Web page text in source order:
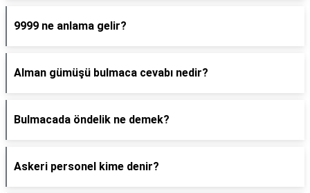
9999 ne anlama gelir?
Alman gümüşü bulmaca cevabı nedir?
Bulmacada öndelik ne demek?
Askeri personel kime denir?